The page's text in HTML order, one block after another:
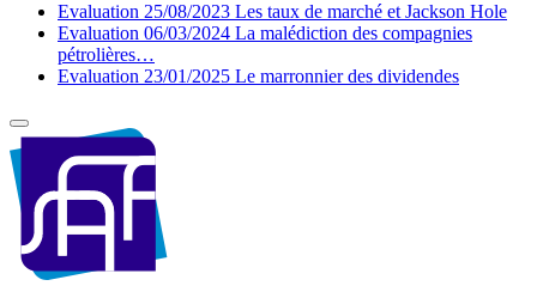
Evaluation 25/08/2023 Les taux de marché et Jackson Hole
Evaluation 06/03/2024 La malédiction des compagnies
pétrolières…
Evaluation 23/01/2025 Le marronnier des dividendes